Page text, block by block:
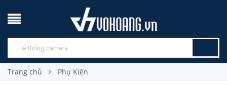
Trang chủ Phụ Kiện